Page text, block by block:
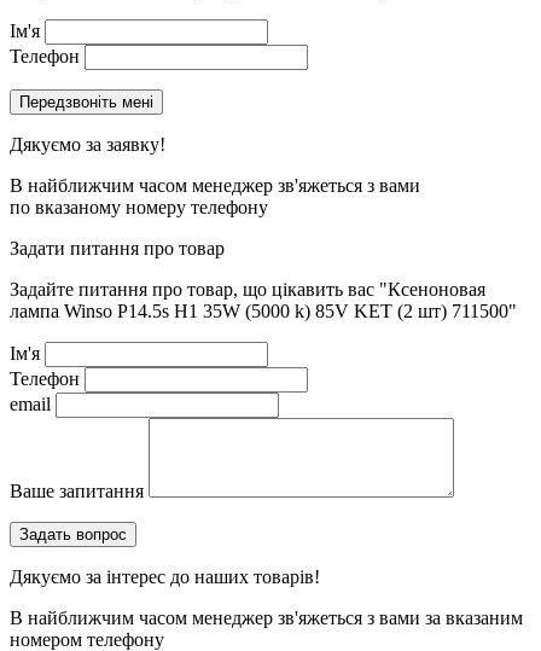
Ім'я
Телефон
Дякуємо за заявку!
В найближчим часом менеджер зв'яжеться з вами
по вказаному номеру телефону
Задати питання про товар
Задайте питання про товар, що цікавить вас "Ксеноновая
лампа Winso P14.5s H1 35W (5000 k) 85V KET (2 шт) 711500"
Ім'я
Телефон
email
Ваше запитання
Дякуємо за інтерес до наших товарів!
В найближчим часом менеджер зв'яжеться з вами за вказаним
номером телефону